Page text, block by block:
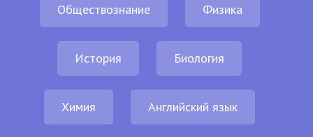
Обществознание Физика
История Биология
Химия Английский язык